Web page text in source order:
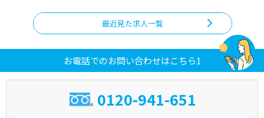
最近見た求人一覧
お電話でのお問い合わせはこちら1
0120-941-651